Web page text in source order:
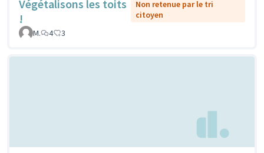
Végétalisons les toits
!
Non retenue par le tri
citoyen
M.
4 3